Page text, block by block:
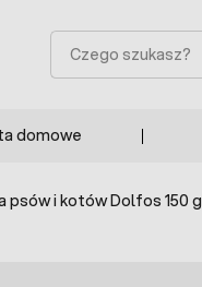
Szukaj
domowe
psów i kotów Dolfos 150 g